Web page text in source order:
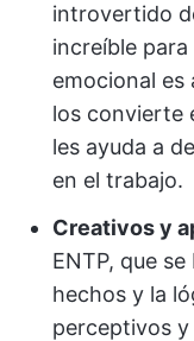
introvertido
increíble
emocional es
los convierte
les ayuda a
en el trabajo.
Creativos y
ENTP, que
hechos y la
perceptivos